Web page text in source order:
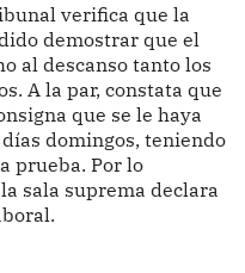
verifica que la
demostrar que el
al descanso tanto los
A la par, constata que
que se le haya
domingos, teniendo
prueba. Por lo
sala suprema declara